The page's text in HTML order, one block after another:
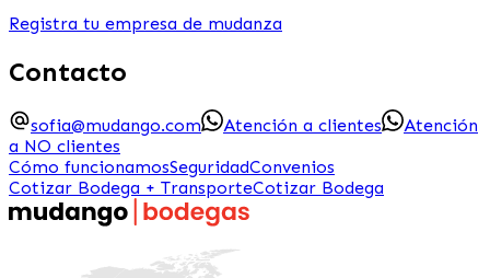
Registra tu empresa de mudanza
Contacto
sofia@mudango.com Atención a clientes
Atención
a NO clientes
Cómo funcionamosSeguridadConvenios
Cotizar Bodega + TransporteCotizar Bodega